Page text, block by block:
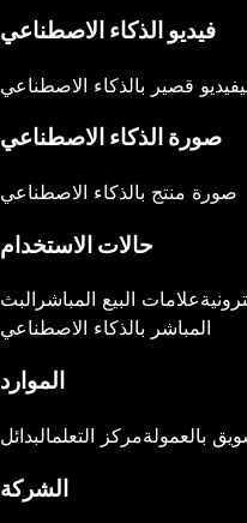
فيديو الذكاء الاصطناعي
فيديو قصير بالذكاء الاصطناعي
صورة الذكاء الاصطناعي
صورة منتج بالذكاء الاصطناعي
حالات الاستخدام
علامات البيع المباشر البث
المباشر بالذكاء الاصطناعي
الموارد
بالعمولةمركز التعلمالبدائل
الشركة